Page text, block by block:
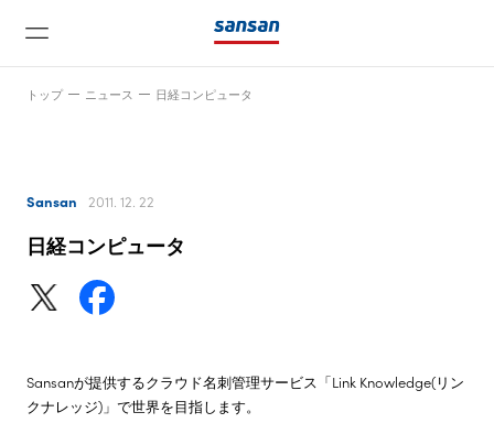
テクノロジー
トップ ニュース 日経コンピュータ
Sansan 2011. 12. 22
日経コンピュータ
Sansanが提供するクラウド名刺管理サービス「Link Knowledge(リン
クナレッジ)」で世界を目指します。